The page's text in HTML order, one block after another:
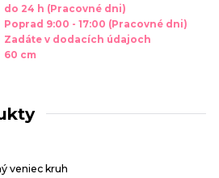
do 24 h (Pracovné dni)
Poprad 9:00 - 17:00 (Pracovné dni)
Zadáte v dodacích údajoch
60 cm
veniec kruh